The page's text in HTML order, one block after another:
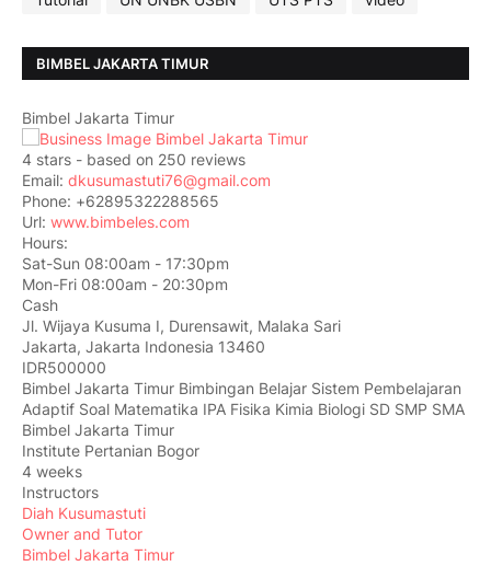
BIMBEL JAKARTA TIMUR
Bimbel Jakarta Timur
4 stars - based on 250 reviews
Email: dkusumastuti76@gmail.com
Phone: +62895322288565
Url: www.bimbeles.com
Hours:
Sat-Sun 08:00am - 17:30pm
Mon-Fri 08:00am - 20:30pm
Cash
Jl. Wijaya Kusuma I, Durensawit, Malaka Sari
Jakarta, Jakarta Indonesia 13460
IDR500000
Bimbel Jakarta Timur Bimbingan Belajar Sistem Pembelajaran
Adaptif Soal Matematika IPA Fisika Kimia Biologi SD SMP SMA
Bimbel Jakarta Timur
Institute Pertanian Bogor
4 weeks
Instructors
Diah Kusumastuti
Owner and Tutor
Bimbel Jakarta Timur